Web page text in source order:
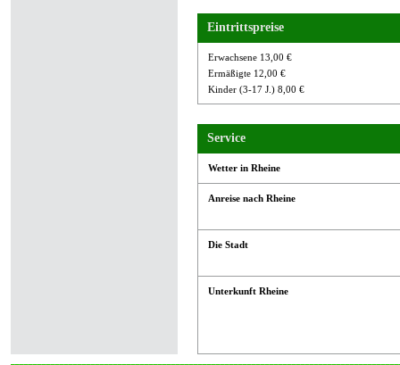
Eintrittspreise
Erwachsene 13,00 €
Ermäßigte 12,00 €
Kinder (3-17 J.) 8,00 €
Service
Wetter in Rheine
Anreise nach Rheine
Die Stadt
Unterkunft Rheine